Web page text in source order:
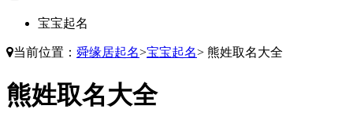
宝宝起名
当前位置： 舜缘居起名>宝宝起名> 熊姓取名大全
熊姓取名大全